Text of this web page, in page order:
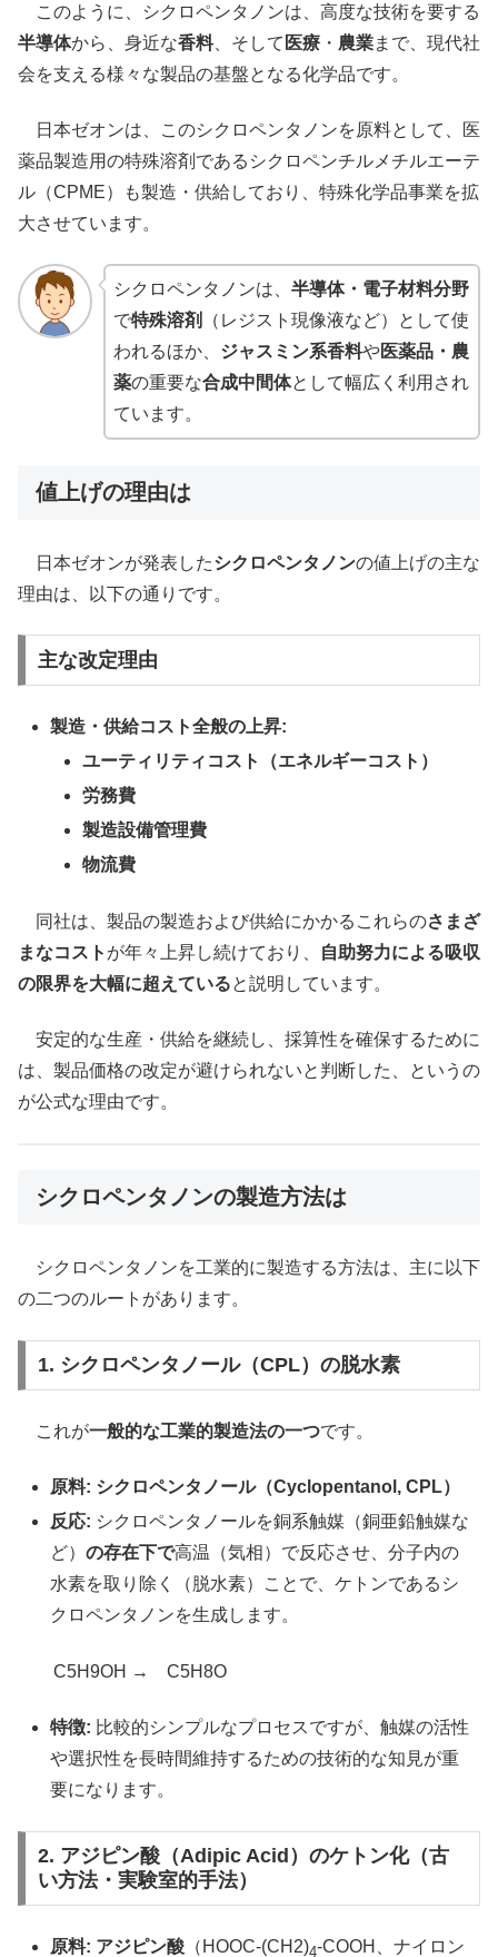
このように、シクロペンタノンは、高度な技術を要する
半導体から、身近な香料、そして 医療 ・ 農業まで、現代社
会を支える様々な製品の基盤となる化学品です。
日本ゼオンは、このシクロペンタノンを原料として、医
薬品製造用の特殊溶剤であるシクロペンチルメチルエーテ
ル（CPME）も製造・供給しており、特殊化学品事業を拡
大させています。
シクロペンタノンは、 半導体・電子材料分野
で特殊溶剤
（レジスト現像液など）として使
われるほか、 ジャスミン系香料や医薬品・農
薬の重要な合成中間体として幅広く利用され
ています。
値上げの理由は
日本ゼオンが発表したシクロペンタノンの値上げの主な
理由は、以下の通りです。
主な改定理由
製造・供給コスト全般の上昇:
ユーティリティコスト（エネルギーコスト）
労務費
製造設備管理費
物流費
同社は、製品の製造および供給にかかるこれらのさまざ
まなコスト が年々上昇し続けており、
自助努力による吸収
の限界を大幅に超えていると説明しています。
安定的な生産・供給を継続し、採算性を確保するために
は、製品価格の改定が避けられないと判断した、というの
が公式な理由です。
シクロペンタノンの製造方法は
シクロペンタノンを工業的に製造する方法は、主に以下
の二つのルートがあります。
1. シクロペンタノール（CPL）の脱水素
これが一般的な工業的製造法の一つです。
原料: シクロペンタノール（Cyclopentanol, CPL）
反応: シクロペンタノールを銅系触媒（銅亜鉛触媒な
ど）の存在下で高温（気相）で反応させ、分子内の
水素を取り除く（脱水素）ことで、ケトンであるシ
クロペンタノンを生成します。
C5H9OH → C5H8O
特徴: 比較的シンプルなプロセスですが、触媒の活性
や選択性を長時間維持するための技術的な知見が重
要になります。
2. アジピン酸（Adipic Acid）のケトン化（古
い方法・実験室的手法）
原料: アジピン酸 （HOOC-(CH2)4-COOH、ナイロン